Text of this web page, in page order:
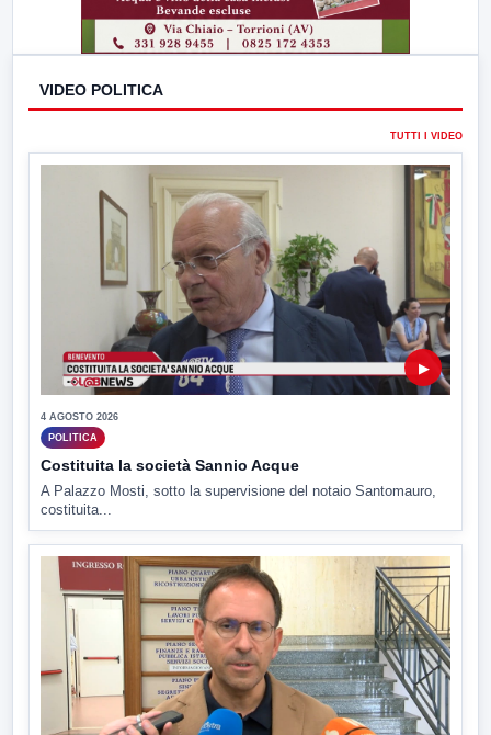
VIDEO POLITICA
TUTTI I VIDEO
▶
4 AGOSTO 2026
POLITICA
Costituita la società Sannio Acque
A Palazzo Mosti, sotto la supervisione del notaio Santomauro,
costituita...